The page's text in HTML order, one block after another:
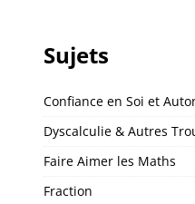
Sujets
Confiance en Soi et
Dyscalculie & Autres
Faire Aimer les Maths
Fraction